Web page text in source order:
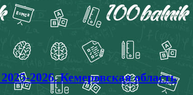
2026. Кемеровская область